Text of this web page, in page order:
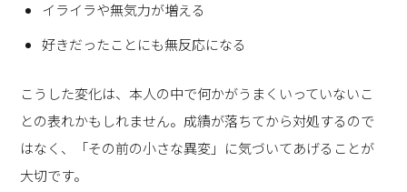
イライラや無気力が増える
好きだったことにも無反応になる
こうした変化は、本人の中で何かがうまくいっていないこ
との表れかもしれません。成績が落ちてから対処するので
はなく、「その前の小さな異変」に気づいてあげることが
大切です。